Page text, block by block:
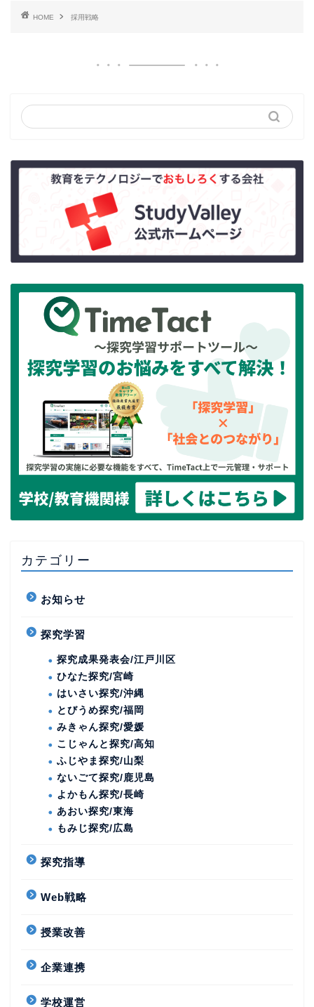
HOME 採用戦略
カテゴリー
お知らせ
探究学習
探究成果発表会/江戸川区
ひなた探究/宮崎
はいさい探究/沖縄
とびうめ探究/福岡
みきゃん探究/愛媛
こじゃんと探究/高知
ふじやま探究/山梨
ないごて探究/鹿児島
よかもん探究/長崎
あおい探究/東海
もみじ探究/広島
探究指導
Web戦略
授業改善
企業連携
学校運営